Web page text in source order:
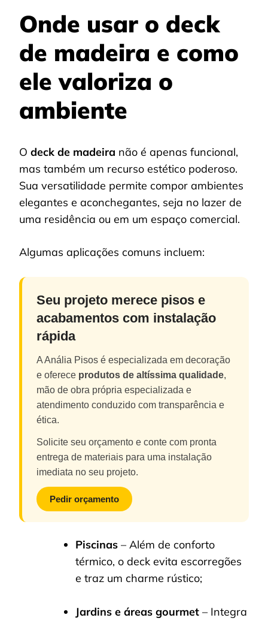
Onde usar o deck
de madeira e como
ele valoriza o
ambiente
O deck de madeira não é apenas funcional,
mas também um recurso estético poderoso.
Sua versatilidade permite compor ambientes
elegantes e aconchegantes, seja no lazer de
uma residência ou em um espaço comercial.
Algumas aplicações comuns incluem:
Seu projeto merece pisos e
acabamentos com instalação
rápida
A Anália Pisos é especializada em decoração
e oferece produtos de altíssima qualidade,
mão de obra própria especializada e
atendimento conduzido com transparência e
ética.
Solicite seu orçamento e conte com pronta
entrega de materiais para uma instalação
imediata no seu projeto.
Pedir orçamento
Piscinas – Além de conforto
térmico, o deck evita escorregões
e traz um charme rústico;
Jardins e áreas gourmet – Integra